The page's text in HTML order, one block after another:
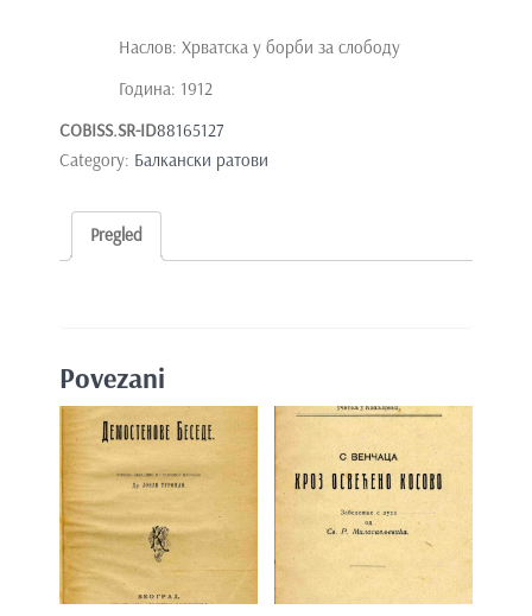
Наслов: Хрватска у борби за слободу
Година: 1912
COBISS.SR-ID88165127
Category: Балкански ратови
Pregled
Povezani